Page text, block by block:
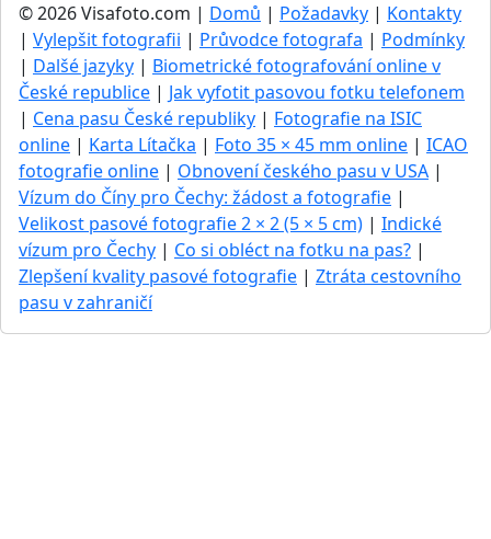
© 2026 Visafoto.com | Domů | Požadavky | Kontakty
| Vylepšit fotografii | Průvodce fotografa | Podmínky
| Dalšé jazyky | Biometrické fotografování online v
České republice | Jak vyfotit pasovou fotku telefonem
| Cena pasu České republiky | Fotografie na ISIC
online | Karta Lítačka | Foto 35 × 45 mm online | ICAO
fotografie online | Obnovení českého pasu v USA |
Vízum do Číny pro Čechy: žádost a fotografie |
Velikost pasové fotografie 2 × 2 (5 × 5 cm) | Indické
vízum pro Čechy | Co si obléct na fotku na pas? |
Zlepšení kvality pasové fotografie | Ztráta cestovního
pasu v zahraničí